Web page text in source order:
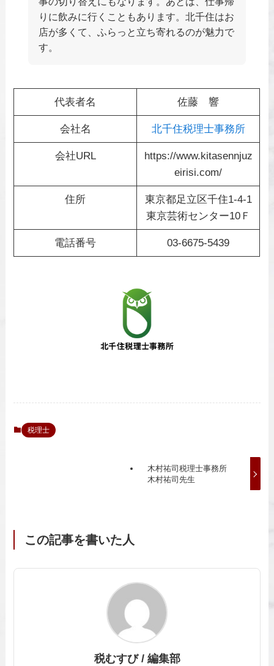
りに飲みに行くこともあります。北千住はお
店が多くて、ふらっと立ち寄れるのが魅力で
す。
代表者名 佐藤 響
会社名 北千住税理士事務所
会社URL
https://www.kitasennjuz
eirisi.com/
住所
東京都足立区千住1-4-1
東京芸術センター10Ｆ
電話番号 03-6675-5439
税理士
木村祐司税理士事務所
木村祐司先生
この記事を書いた人
税むすび / 編集部